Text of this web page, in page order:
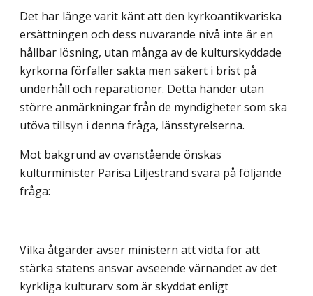
Det har länge varit känt att den kyrkoantikvariska
ersättningen och dess nuvarande nivå inte är en
hållbar lösning, utan många av de kulturskyddade
kyrkorna förfaller sakta men säkert i brist på
underhåll och reparationer. Detta händer utan
större anmärkningar från de myndigheter som ska
utöva tillsyn i denna fråga, länsstyrelserna.
Mot bakgrund av ovanstående önskas
kulturminister Parisa Liljestrand svara på följande
fråga:
Vilka åtgärder avser ministern att vidta för att
stärka statens ansvar avseende värnandet av det
kyrkliga kulturarv som är skyddat enligt